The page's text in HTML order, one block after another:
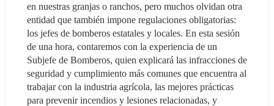
en nuestras granjas o ranchos, pero muchos olvidan otra
entidad que también impone regulaciones obligatorias:
los jefes de bomberos estatales y locales. En esta sesión
de una hora, contaremos con la experiencia de un
Subjefe de Bomberos, quien explicará las infracciones de
seguridad y cumplimiento más comunes que encuentra al
trabajar con la industria agrícola, las mejores prácticas
para prevenir incendios y lesiones relacionadas, y